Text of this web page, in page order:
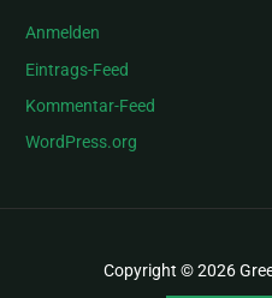
:Anmelden
Eintrags-Feed
Kommentar-Feed
WordPress.org
Copyright © 2026